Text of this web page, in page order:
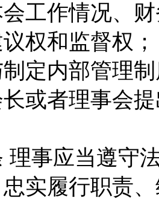
会工作情况、
权和监督权；
制定内部管理
长或者理事会
理事应当遵守
实履行职责